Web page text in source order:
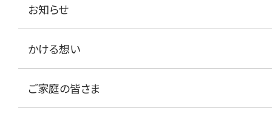
お知らせ
かける想い
ご家庭の皆さま